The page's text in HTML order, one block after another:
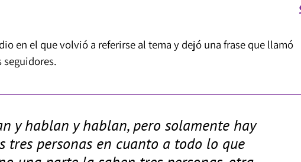
en el que volvió a referirse al tema y dejó una frase que llamó
seguidores.
y hablan y hablan, pero solamente hay
tres personas en cuanto a todo lo que